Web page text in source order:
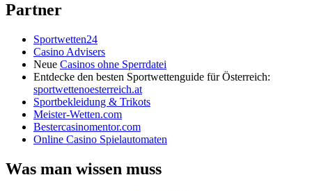
Partner
Sportwetten24
Casino Advisers
Neue Casinos ohne Sperrdatei
Entdecke den besten Sportwettenguide für Österreich:
sportwettenoesterreich.at
Sportbekleidung & Trikots
Meister-Wetten.com
Bestercasinomentor.com
Online Casino Spielautomaten
Was man wissen muss